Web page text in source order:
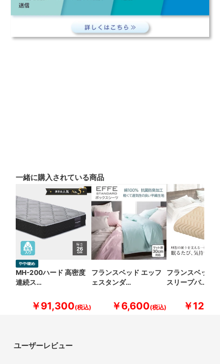
一緒に購入されている商品
MH-200ハード 高密度
連続ス…
￥91,300
フランスベッド エッフ
ェスタンダ…
￥6,600
フランスベッド
スリープバ…
￥
ユーザーレビュー